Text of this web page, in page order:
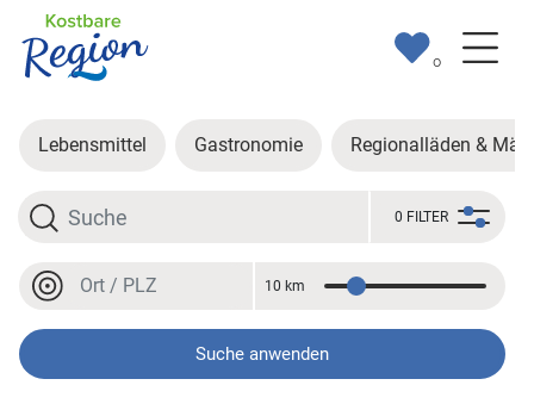
0
Lebensmittel Gastronomie Regionalläden &
Suche
0 FILTER
Ort oder PLZ
Entfernung
10 km
Suche anwenden